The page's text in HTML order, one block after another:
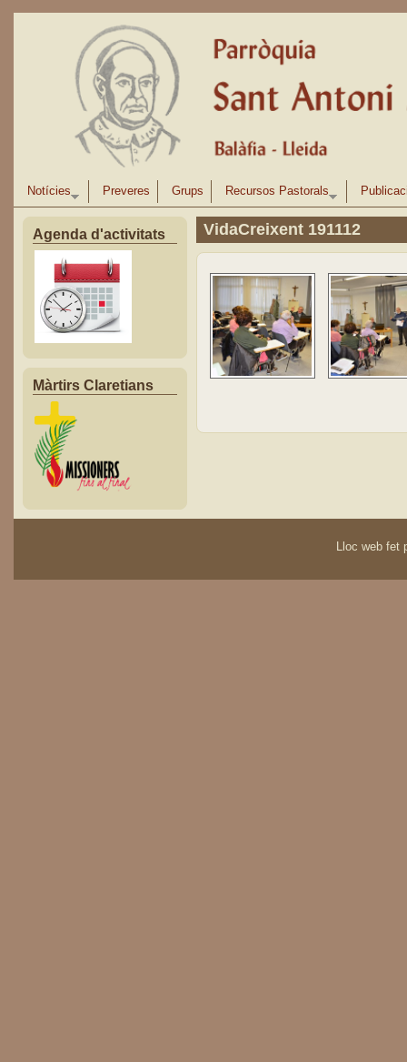
Notícies Preveres Grups Recursos Pastorals
Agenda d'activitats
Màrtirs Claretians
VidaCreixent 191112
Lloc web fet